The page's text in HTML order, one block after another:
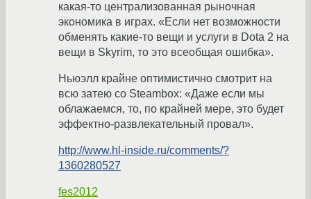
какая-то централизованная рыночная
экономика в играх. «Если нет возможности
обменять какие-то вещи и услуги в Dota 2 на
вещи в Skyrim, то это всеобщая ошибка».
Ньюэлл крайне оптимистично смотрит на
всю затею со Steambox: «Даже если мы
облажаемся, то, по крайней мере, это будет
эффектно-развлекательный провал».
http://www.hl-inside.ru/comments/?
1360280527
fes2012